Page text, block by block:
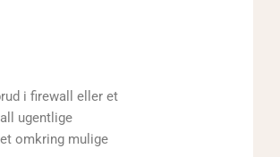
i firewall eller et
ugentlige
omkring mulige